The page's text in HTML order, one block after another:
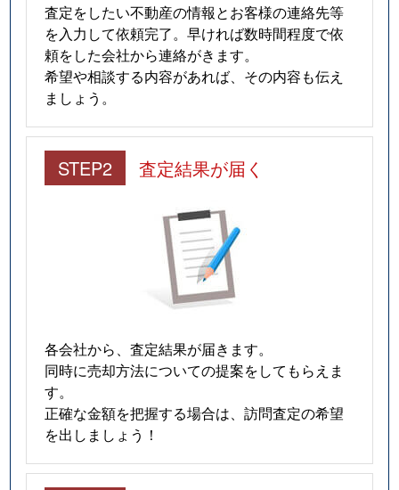
査定をしたい不動産の情報とお客様の連絡先等
を入力して依頼完了。早ければ数時間程度で依
頼をした会社から連絡がきます。
希望や相談する内容があれば、その内容も伝え
ましょう。
STEP2 査定結果が届く
各会社から、査定結果が届きます。
同時に売却方法についての提案をしてもらえま
す。
正確な金額を把握する場合は、訪問査定の希望
を出しましょう！